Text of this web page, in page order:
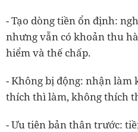
- Tạo dòng tiền ổn định:
nhưng vẫn có khoản thu
hiểm và thế chấp.
- Không bị động: nhận làm
thích thì làm, không thích
- Ưu tiên bản thân trước: